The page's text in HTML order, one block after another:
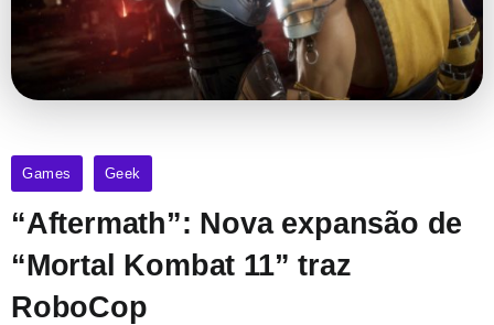
Games Geek
“Aftermath”: Nova expansão de
“Mortal Kombat 11” traz
RoboCop